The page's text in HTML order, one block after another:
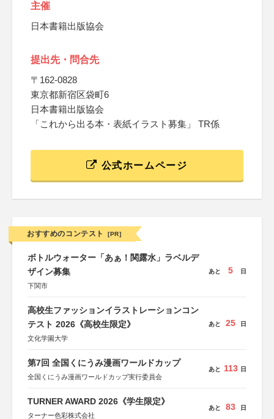
主催
日本書籍出版協会
提出先・問合先
〒162-0828
東京都新宿区袋町6
日本書籍出版協会
「これから出る本・表紙イラスト募集」 TR係
公式ホームページ
おすすめのコンテスト [PR]
ボトルウォーター「あぁ！関露水」ラベルデ
ザイン募集
下関市
あと 5 日
高校生ファッションイラストレーションコン
テスト 2026《高校生限定》
文化学園大学
あと 25 日
第7回 全国くにうみ漫画ワールドカップ
全国くにうみ漫画ワールドカップ実行委員会
あと 113 日
TURNER AWARD 2026《学生限定》
ターナー色彩株式会社
あと 83 日